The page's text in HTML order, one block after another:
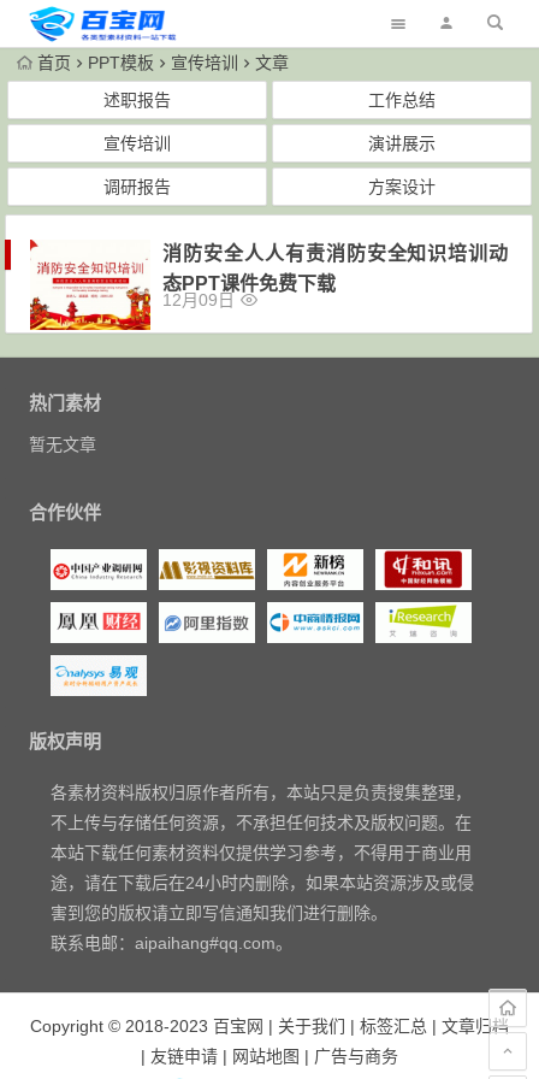
首页 PPT模板 宣传培训
文章
述职报告
工作总结
宣传培训 演讲展示
调研报告 方案设计
消防安全人人有责消防安全知识培训动
态PPT课件免费下载
12月09日
热门素材
暂无文章
合作伙伴
版权声明
各素材资料版权归原作者所有，本站只是负责搜集整理，
不上传与存储任何资源，不承担任何技术及版权问题。在
本站下载任何素材资料仅提供学习参考，不得用于商业用
途，请在下载后在24小时内删除，如果本站资源涉及或侵
害到您的版权请立即写信通知我们进行删除。
联系电邮：aipaihang#qq.com。
Copyright © 2018-2023 百宝网 | 关于我们 | 标签汇总 | 文章归档
| 友链申请 | 网站地图 | 广告与商务